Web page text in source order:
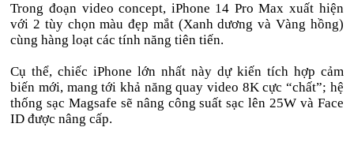
Trong đoạn video concept, iPhone 14 Pro Max xuất hiện
với 2 tùy chọn màu đẹp mắt (Xanh dương và Vàng hồng)
cùng hàng loạt các tính năng tiên tiến.
Cụ thể, chiếc iPhone lớn nhất này dự kiến tích hợp cảm
biến mới, mang tới khả năng quay video 8K cực “chất”; hệ
thống sạc Magsafe sẽ nâng công suất sạc lên 25W và Face
ID được nâng cấp.